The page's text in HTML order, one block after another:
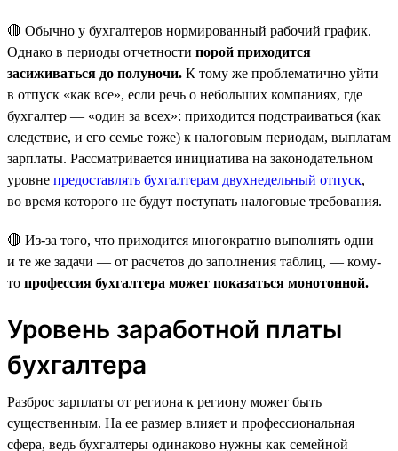
🔴 Обычно у бухгалтеров нормированный рабочий график.
Однако в периоды отчетности порой приходится
засиживаться до полуночи. К тому же проблематично уйти
в отпуск «как все», если речь о небольших компаниях, где
бухгалтер — «один за всех»: приходится подстраиваться (как
следствие, и его семье тоже) к налоговым периодам, выплатам
зарплаты. Рассматривается инициатива на законодательном
уровне предоставлять бухгалтерам двухнедельный отпуск,
во время которого не будут поступать налоговые требования.
🔴 Из-за того, что приходится многократно выполнять одни
и те же задачи — от расчетов до заполнения таблиц, — кому-
то профессия бухгалтера может показаться монотонной.
Уровень заработной платы
бухгалтера
Разброс зарплаты от региона к региону может быть
существенным. На ее размер влияет и профессиональная
сфера, ведь бухгалтеры одинаково нужны как семейной